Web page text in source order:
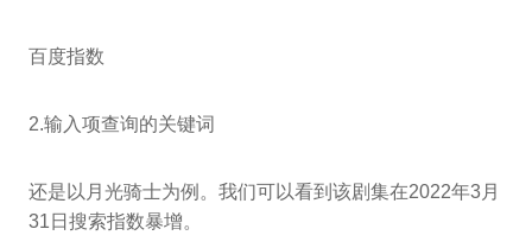
百度指数
2.输入项查询的关键词
还是以月光骑士为例。我们可以看到该剧集在2022年3月
31日搜索指数暴增。